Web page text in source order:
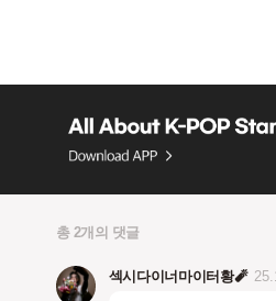
총 2개의 댓글
섹시다이너마이터황🧨